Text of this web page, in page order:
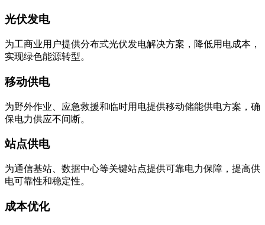
光伏发电
为工商业用户提供分布式光伏发电解决方案，降低用电成本，
实现绿色能源转型。
移动供电
为野外作业、应急救援和临时用电提供移动储能供电方案，确
保电力供应不间断。
站点供电
为通信基站、数据中心等关键站点提供可靠电力保障，提高供
电可靠性和稳定性。
成本优化